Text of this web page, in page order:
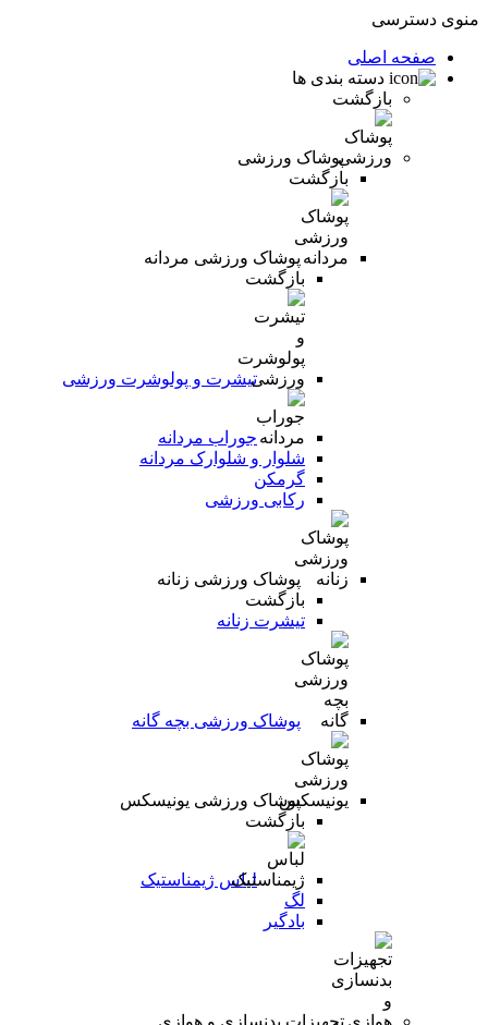
منوی دسترسی
صفحه اصلی
دسته بندی ها
بازگشت
پوشاک ورزشی
بازگشت
پوشاک ورزشی مردانه
بازگشت
تیشرت و پولوشرت ورزشی
جوراب مردانه
شلوار و شلوارک مردانه
گرمکن
رکابی ورزشی
پوشاک ورزشی زنانه
بازگشت
تیشرت زنانه
پوشاک ورزشی بچه گانه
پوشاک ورزشی یونیسکس
بازگشت
لباس ژیمناستیک
لگ
بادگیر
تجهیزات بدنسازی و هوازی